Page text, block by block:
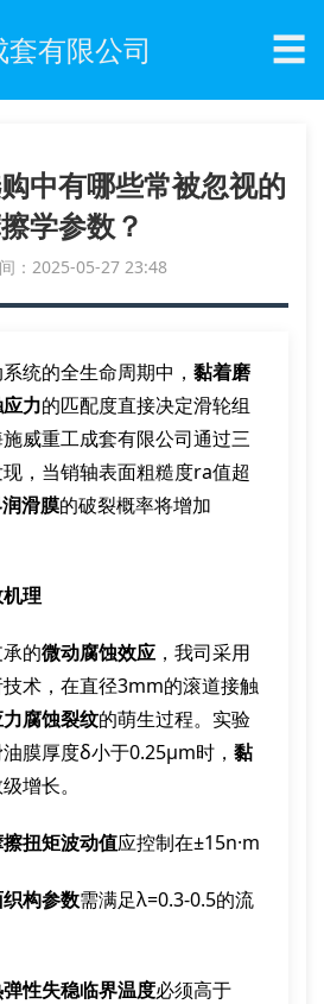
有限公司 ☰
中有哪些常被忽视的
学参数？
：2025-05-27 23:48
统的全生命周期中， 黏着磨
力的匹配度直接决定滑轮组
威重工成套有限公司通过三
，当销轴表面粗糙度ra值超
滑膜的破裂概率将增加
理
的微动腐蚀效应 ，我司采用
术，在直径3mm的滚道接触
腐蚀裂纹的萌生过程。实验
膜厚度δ小于0.25μm时， 黏
增长。
擦扭矩波动值应控制在±15n·m
构参数需满足λ=0.3-0.5的流
性失稳临界温度必须高于